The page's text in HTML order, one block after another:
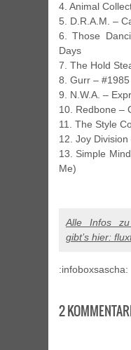
4. Animal
5. D.R.A.M. –
6. Those
Days
7. The Hold
8. Gurr – #1985
9. N.W.A. –
10. Redbone –
11. The Style
12. Joy Division
13. Simple
Me)
Alle Infos zu
gibt’s hier:
:infoboxsascha:
2